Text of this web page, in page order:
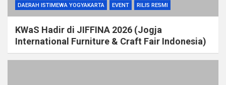
DAERAH ISTIMEWA YOGYAKARTA EVENT RILIS RESMI
KWaS Hadir di JIFFINA 2026 (Jogja
International Furniture & Craft Fair Indonesia)